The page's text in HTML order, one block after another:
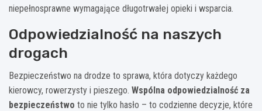
niepełnosprawne wymagające długotrwałej opieki i wsparcia.
Odpowiedzialność na naszych
drogach
Bezpieczeństwo na drodze to sprawa, która dotyczy każdego
kierowcy, rowerzysty i pieszego. Wspólna odpowiedzialność za
bezpieczeństwo to nie tylko hasło – to codzienne decyzje, które